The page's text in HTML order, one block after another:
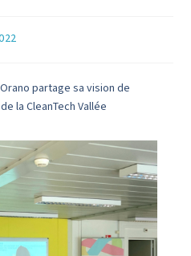
partage sa vision de
la CleanTech Vallée